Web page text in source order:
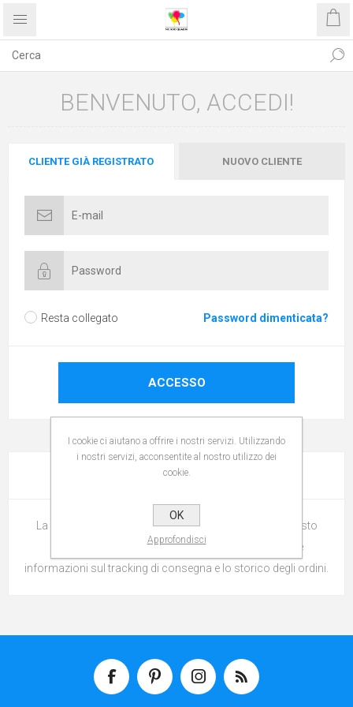
BENVENUTO, ACCEDI!
CLIENTE GIÀ REGISTRATO NUOVO CLIENTE
Resta collegato Password dimenticata?
ACCESSO
LOGIN / REGISTRAZIONE
La registrazione permette di effettuare gli ordini su questo
sito, controllare lo stato della spedizione, ricevere le
informazioni sul tracking di consegna e lo storico degli ordini.
I cookie ci aiutano a offrire i nostri servizi. Utilizzando
i nostri servizi, acconsentite al nostro utilizzo dei
cookie.
OK
Approfondisci